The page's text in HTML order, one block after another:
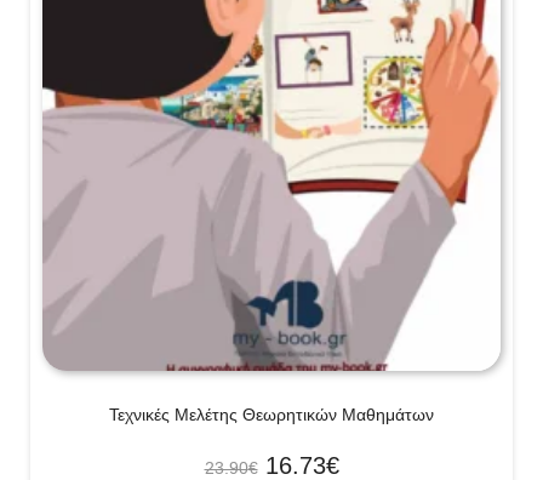
Τεχνικές Μελέτης Θεωρητικών Μαθημάτων
23.90€ 16.73€